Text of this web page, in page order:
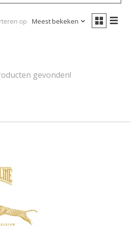
op Meest bekeken
gevonden!